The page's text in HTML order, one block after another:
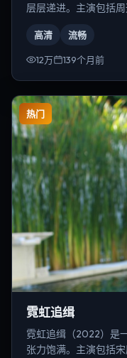
层层递进。主演包括
高清 流畅
12万 139个月前
热门
霓虹追缉
霓虹追缉（2022）是
张力饱满。主演包括